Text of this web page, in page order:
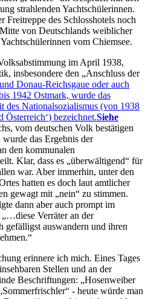
strahlenden Yachtschülerinnen.
Freitreppe des Schlosshotels noch
von Deutschlands weiblicher
vom Chiemsee.
im April 1938,
insbesondere den
Anschluss der
Donau-Reichsgaue oder auch
1942 Ostmark, wurde das
des Nationalsozialismus (von 1938
Österreich ) bezeichnet.Siehe
vom deutschen Volk bestätigen
das Ergebnis der
den kommunalen
Klar, dass es
überwältigend
für
war. Aber immerhin, unter den
hatten es doch laut amtlicher
gewagt mit
nein
zu stimmen.
dann aber auch prompt im
…diese Verräter an der
gefälligst auswandern und ihren
erinnere ich mich. Eines Tages
Stellen und an der
Beschriftungen:
Hosenweiber
Sommerfrischler
- heute würde man